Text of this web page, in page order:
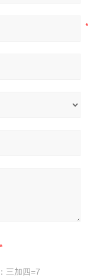
三加四=7